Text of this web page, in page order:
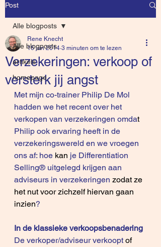
Post
Alle blogposts
artikels
homepage
Alle blogposts
Verzekerin​gen: verkoop of
versterk jij angst
Rene Knecht
16 jun 2014 3 minuten om te lezen
Met mijn co-trainer Philip De Mol
hadden we het recent over het
verkopen van verzekeringen omdat
Philip ook ervaring heeft in de
verzekeringswereld en we vroegen
ons af: hoe kan je Differentiation
Selling® uitgelegd krijgen aan
adviseurs in verzekeringen zodat ze
het nut voor zichzelf hiervan gaan
inzien?
In de klassieke verkoopsbenadering
De verkoper/adviseur verkoopt of